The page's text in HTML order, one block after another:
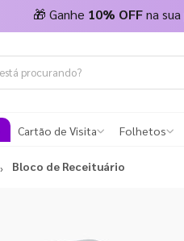
🎁 Ganhe 10% OFFna sua
Cartão de Visita Folhetos
Bloco de Receituário